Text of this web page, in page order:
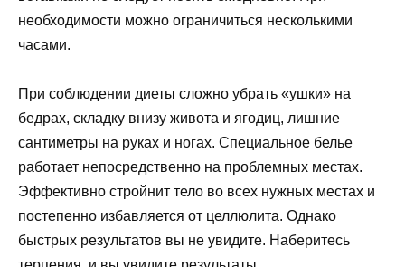
необходимости можно ограничиться несколькими
часами.
При соблюдении диеты сложно убрать «ушки» на
бедрах, складку внизу живота и ягодиц, лишние
сантиметры на руках и ногах. Специальное белье
работает непосредственно на проблемных местах.
Эффективно стройнит тело во всех нужных местах и ​​
постепенно избавляется от целлюлита. Однако
быстрых результатов вы не увидите. Наберитесь